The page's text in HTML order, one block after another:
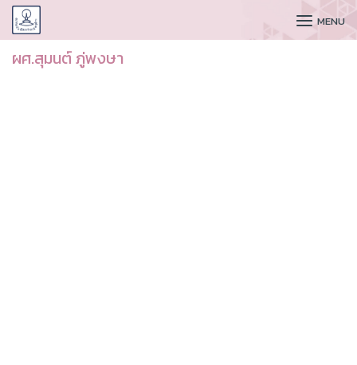
CUDAA MENU
ผศ.สุมนต์ ภู่พงษา